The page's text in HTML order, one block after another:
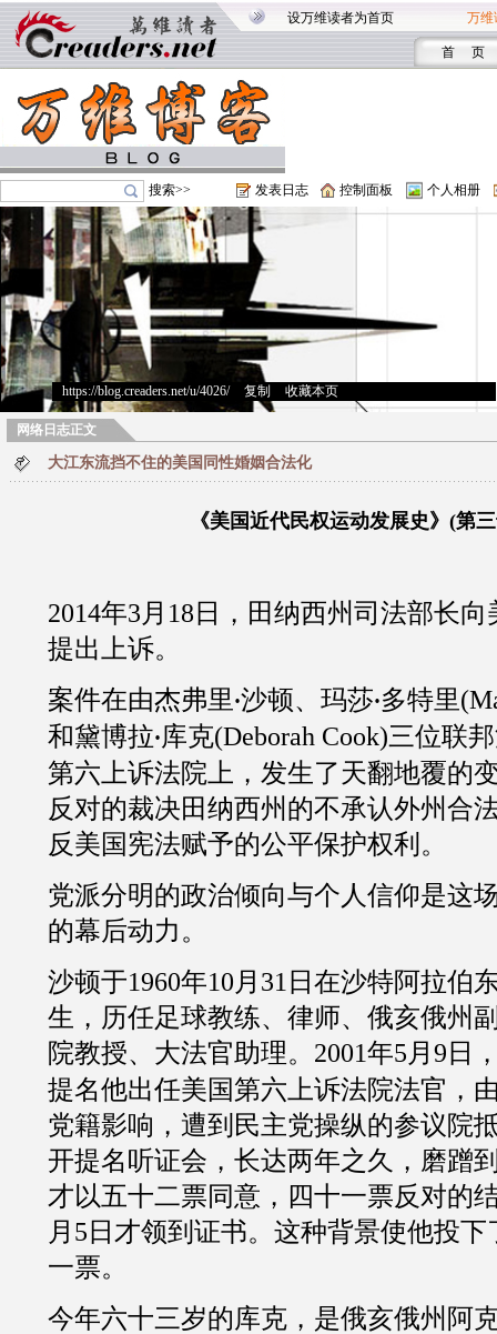
设万维读者为首页 万维
首 页
搜索>> 发表日志 控制面板 个人相册
https://blog.creaders.net/u/4026/> 复制 收藏本页
网络日志正文
大江东流挡不住的美国同性婚姻合法化
《美国近代民权运动发展史》 (第
2014年3 月 18 日，田纳西州司法部长
提出上诉。
案件在由杰弗里·沙顿、玛莎·多特里(
和黛博拉·库克(Deborah Cook)三位联
第六上诉法院上，发生了天翻地覆的
反对的裁决田纳西州的不承认外州合
反美国宪法赋予的公平保护权利。
党派分明的政治倾向与个人信仰是这
的幕后动力。
沙顿于1960年10 月 31 日在沙特阿拉伯
生，历任足球教练、律师、俄亥俄州
院教授、大法官助理。 2001年5 月 9 日
提名他出任美国第六上诉法院法官，
党籍影响，遭到民主党操纵的参议院
开提名听证会，长达两年之久，磨蹭
才以五十二票同意， 四十一票反对的
月 5 日才领到证书。这种背景使他投
一票。
今年六十三岁的库克，是俄亥俄州阿